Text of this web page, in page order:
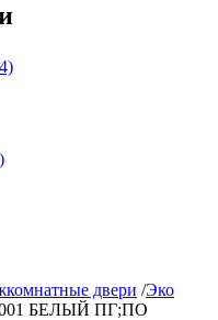
двери /Эко
БЕЛЫЙ ПГ;ПО